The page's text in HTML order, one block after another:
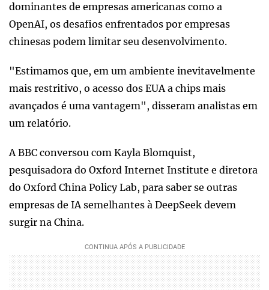
dominantes de empresas americanas como a
OpenAI, os desafios enfrentados por empresas
chinesas podem limitar seu desenvolvimento.
"Estimamos que, em um ambiente inevitavelmente
mais restritivo, o acesso dos EUA a chips mais
avançados é uma vantagem", disseram analistas em
um relatório.
A BBC conversou com Kayla Blomquist,
pesquisadora do Oxford Internet Institute e diretora
do Oxford China Policy Lab, para saber se outras
empresas de IA semelhantes à DeepSeek devem
surgir na China.